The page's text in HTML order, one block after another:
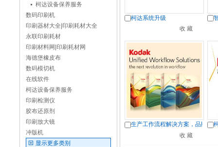
柯达设备保养服务
数码印刷机
印刷器材大全|印刷耗材大全
永联印刷耗材
印刷材料网|印刷耗材网
海德堡橡皮布
数码模切机
在线软件
柯达设备保养服务
印刷检测仪
胶布还原剂
印刷放大镜
冲版机
显示更多类别
柯达系统升级
生产工作流程解决方案，品牌和